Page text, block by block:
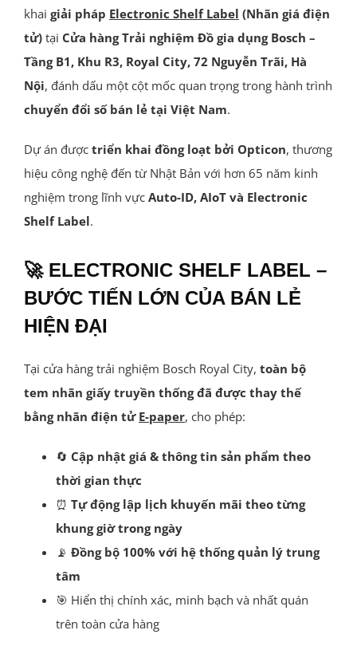
khai giải pháp Electronic Shelf Label (Nhãn giá điện
tử)tại Cửa hàng Trải nghiệm Đồ gia dụng Bosch –
Tầng B1, Khu R3, Royal City, 72 Nguyễn Trãi, Hà
Nội, đánh dấu một cột mốc quan trọng trong hành trình
chuyển đổi số bán lẻ tại Việt Nam.
Dự án được triển khai đồng loạt bởi Opticon, thương
hiệu công nghệ đến từ Nhật Bản với hơn 65 năm kinh
nghiệm trong lĩnh vực Auto-ID, AIoT và Electronic
Shelf Label.
🚀 ELECTRONIC SHELF LABEL –
BƯỚC TIẾN LỚN CỦA BÁN LẺ
HIỆN ĐẠI
Tại cửa hàng trải nghiệm Bosch Royal City, toàn bộ
tem nhãn giấy truyền thống đã được thay thế
bằng nhãn điện tử E-paper, cho phép:
🔄 Cập nhật giá & thông tin sản phẩm theo
thời gian thực
⏰ Tự động lập lịch khuyến mãi theo từng
khung giờ trong ngày
📡 Đồng bộ 100% với hệ thống quản lý trung
tâm
🎯 Hiển thị chính xác, minh bạch và nhất quán
trên toàn cửa hàng